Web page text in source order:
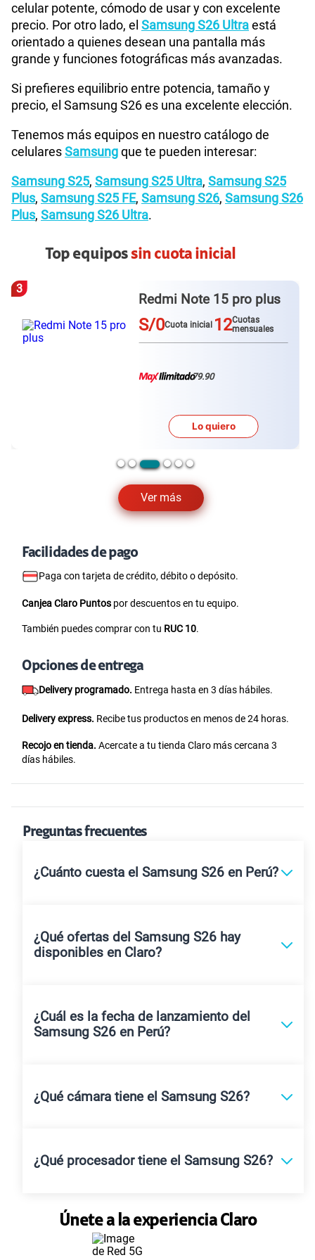
celular potente, cómodo de usar y con excelente
precio. Por otro lado, el Samsung S26 Ultraestá
orientado a quienes desean una pantalla más
grande y funciones fotográficas más avanzadas.
Si prefieres equilibrio entre potencia, tamaño y
precio, el Samsung S26 es una excelente elección.
Tenemos más equipos en nuestro catálogo de
celularesSamsungque te pueden interesar:
Samsung S25, Samsung S25 Ultra, Samsung S25
Plus, Samsung S25 FE, Samsung S26, Samsung S26
Plus, Samsung S26 Ultra.
Top equipossin cuota inicial
Ver más
Redmi Note 15
S/0 Cuota inicial 12Cuotas
mensuales
79.90
Lo quiero
Facilidades de pago
Paga con tarjeta de crédito, débito o depósito.
Canjea Claro Puntos por descuentos en tu equipo.
También puedes comprar con tu RUC 10.
Opciones de entrega
Delivery programado. Entrega hasta en 3 días hábiles.
Delivery express. Recibe tus productos en menos de 24 horas.
Recojo en tienda. Acercate a tu tienda Claro más cercana 3
días hábiles.
Preguntas frecuentes
¿Cuánto cuesta el Samsung S26 en Perú?
¿Qué ofertas del Samsung S26 hay
disponibles en Claro?
¿Cuál es la fecha de lanzamiento del
Samsung S26 en Perú?
¿Qué cámara tiene el Samsung S26?
¿Qué procesador tiene el Samsung S26?
Únete a la experiencia Claro